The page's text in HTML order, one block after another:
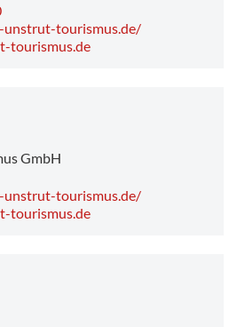
unstrut-tourismus.de/
tourismus.de
GmbH
unstrut-tourismus.de/
tourismus.de